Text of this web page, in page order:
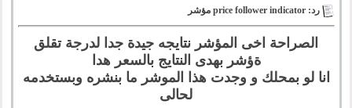
رد: price follower indicator مؤشر
الصراحة اخى المؤشر نتايجه جيدة جدا لدرجة تقلق
ةؤشر بهدى النتايج بالسعر هدا
انا لو بمحلك و وجدت هذا الموشر ما بنشره وبستخدمه
لحالى